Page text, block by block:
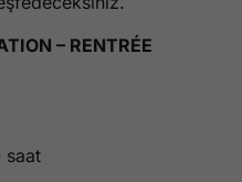
– RENTRÉE
saat